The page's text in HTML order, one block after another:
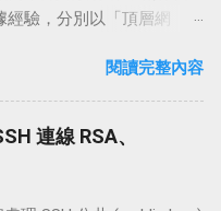
安插木馬而導致帳號密碼
時我們會開啟 LINE APP 中
登入」，並使用 APP 給的
。 相關連結 LINE 官方網
「 http://line.me/zh-
驗，分別以「頂層網
台」的設置部份，則以
整的步驟說明。 在
必需要有自己的 網址 才能
就是說必需先購買網
了需觀察 域名 供應商是
認證之外，建議也可挑選
閱讀完整內容
連線 RSA、